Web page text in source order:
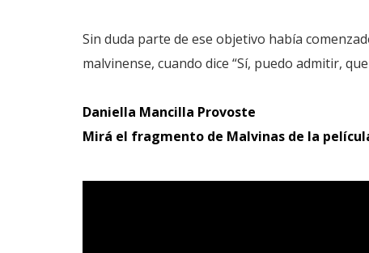
Sin duda parte de ese objetivo había
malvinense, cuando dice “Sí, puedo admitir,
Daniella Mancilla Provoste
Mirá el fragmento de Malvinas de la